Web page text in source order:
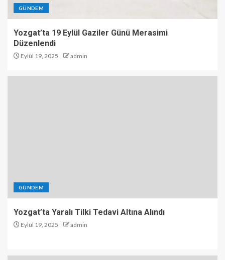
GÜNDEM
Yozgat’ta 19 Eylül Gaziler Günü Merasimi
Düzenlendi
Eylül 19, 2025 admin
GÜNDEM
Yozgat’ta Yaralı Tilki Tedavi Altına Alındı
Eylül 19, 2025 admin